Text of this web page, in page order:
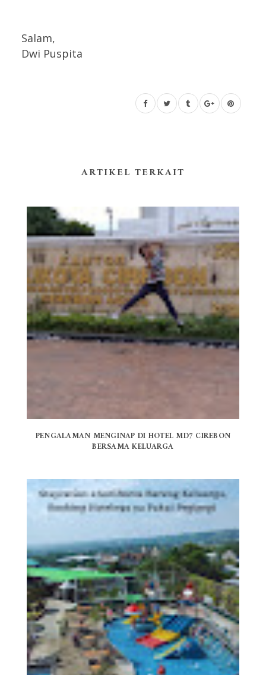
Salam,
Dwi Puspita
ARTIKEL TERKAIT
PENGALAMAN MENGINAP DI HOTEL MD7 CIREBON
BERSAMA KELUARGA